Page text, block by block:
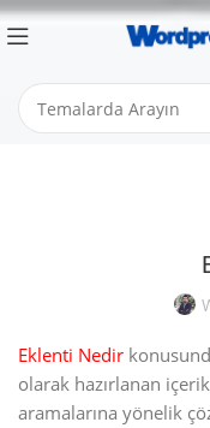
Eklenti Nedir
olarak hazırlanan
aramalarına yönelik